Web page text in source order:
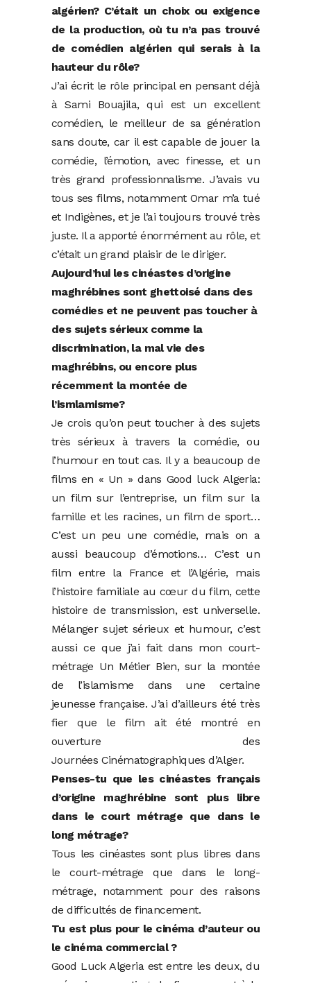
algérien? C’était un choix ou exigence
de la production, où tu n’a pas trouvé
de comédien algérien qui serais à la
hauteur du rôle?
J’ai écrit le rôle principal en pensant déjà
à Sami Bouajila, qui est un excellent
comédien, le meilleur de sa génération
sans doute, car il est capable de jouer la
comédie, l’émotion, avec finesse, et un
très grand professionnalisme. J’avais vu
tous ses films, notamment Omar m’a tué
et Indigènes, et je l’ai toujours trouvé très
juste. Il a apporté énormément au rôle, et
c’était un grand plaisir de le diriger.
Aujourd’hui les cinéastes d’origine
maghrébines sont ghettoisé dans des
comédies et ne peuvent pas toucher à
des sujets sérieux comme la
discrimination, la mal vie des
maghrébins, ou encore plus
récemment la montée de
l’ismlamisme?
Je crois qu’on peut toucher à des sujets
très sérieux à travers la comédie, ou
l’humour en tout cas. Il y a beaucoup de
films en « Un » dans Good luck Algeria:
un film sur l’entreprise, un film sur la
famille et les racines, un film de sport…
C’est un peu une comédie, mais on a
aussi beaucoup d’émotions… C’est un
film entre la France et l’Algérie, mais
l’histoire familiale au cœur du film, cette
histoire de transmission, est universelle.
Mélanger sujet sérieux et humour, c’est
aussi ce que j’ai fait dans mon court-
métrage Un Métier Bien, sur la montée
de l’islamisme dans une certaine
jeunesse française. J’ai d’ailleurs été très
fier que le film ait été montré en
ouverture des
Journées Cinématographiques d’Alger.
Penses-tu que les cinéastes français
d’origine maghrébine sont plus libre
dans le court métrage que dans le
long métrage?
Tous les cinéastes sont plus libres dans
le court-métrage que dans le long-
métrage, notamment pour des raisons
de difficultés de financement.
Tu est plus pour le cinéma d’auteur ou
le cinéma commercial ?
Good Luck Algeria est entre les deux, du